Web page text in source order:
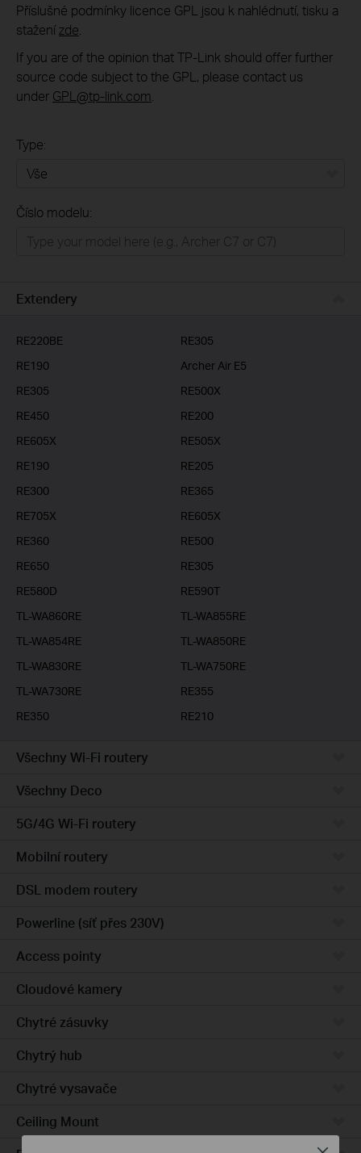
Příslušné podmínky licence GPL jsou k nahlédnutí, tisku a
staženízde
If you are of the opinion that TP-Link should offer further
source code subject to the GPL, please contact us
under GPL@tp-link.com
Type:
Business
Číslo modelu:
Extendery
RE220BE
RE305
RE190
Archer Air E5
RE305
RE500X
RE450
RE200
RE605X
RE505X
RE190
RE205
RE300
RE365
RE705X
RE605X
RE360
RE500
RE650
RE305
RE580D
RE590T
TL-WA860RE
TL-WA855RE
TL-WA854RE
TL-WA850RE
TL-WA830RE
TL-WA750RE
TL-WA730RE
RE355
RE350
RE210
Všechny Wi-Fi routery
Všechny Deco
5G/4G Wi-Fi routery
Mobilní routery
DSL modem routery
Powerline (síť přes 230V)
Access pointy
Cloudové kamery
Chytré zásuvky
Chytrý hub
Chytré vysavače
Ceiling Mount